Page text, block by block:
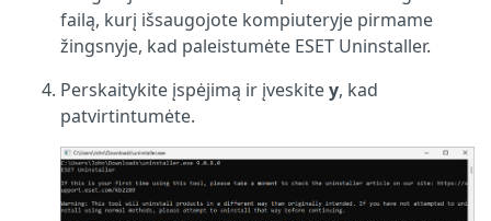
failą, kurį išsaugojote kompiuteryje pirmame
žingsnyje, kad paleistumėte ESET Uninstaller.
Perskaitykite įspėjimą ir įveskitey, kad
patvirtintumėte.